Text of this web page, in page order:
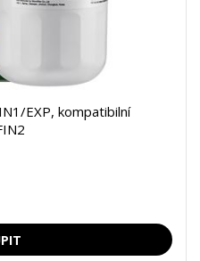
EXP, kompatibilní